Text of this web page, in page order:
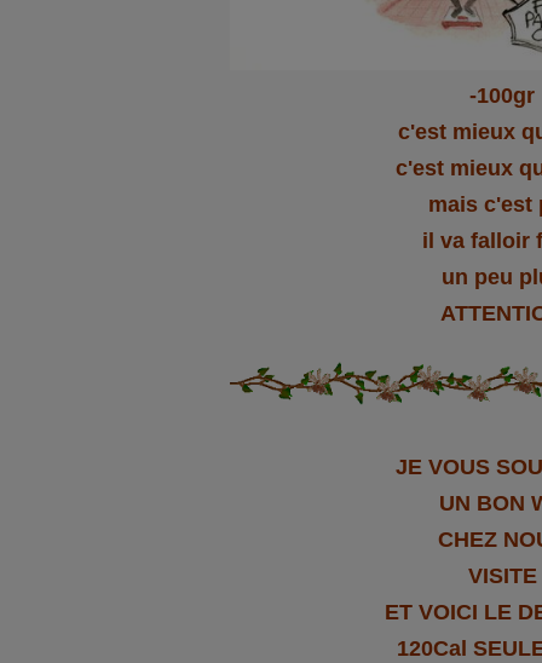
-100gr
c'est mieux
c'est mieux
mais c'est
il va falloir
un peu
JE VOUS
UN BON
CHEZ
VISITE
ET VOICI LE
120Cal